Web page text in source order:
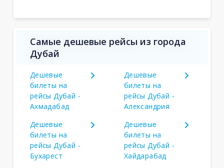
Самые дешевые рейсы из города
Дубай
Дешевые
билеты на
рейсы Дубай -
Ахмадабад
Дешевые
билеты на
рейсы Дубай -
Александрия
Дешевые
билеты на
рейсы Дубай -
Бухарест
Дешевые
билеты на
рейсы Дубай -
Хайдарабад